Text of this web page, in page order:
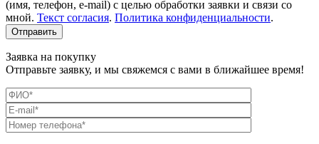
(имя, телефон, e-mail) с целью обработки заявки и связи со
мной. Текст согласия. Политика конфиденциальности.
Заявка на покупку
Отправьте заявку, и мы свяжемся с вами в ближайшее время!